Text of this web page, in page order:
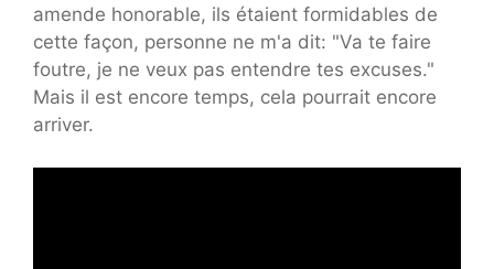
amende honorable, ils étaient formidables de
cette façon, personne ne m'a dit: "Va te faire
foutre, je ne veux pas entendre tes excuses."
Mais il est encore temps, cela pourrait encore
arriver.